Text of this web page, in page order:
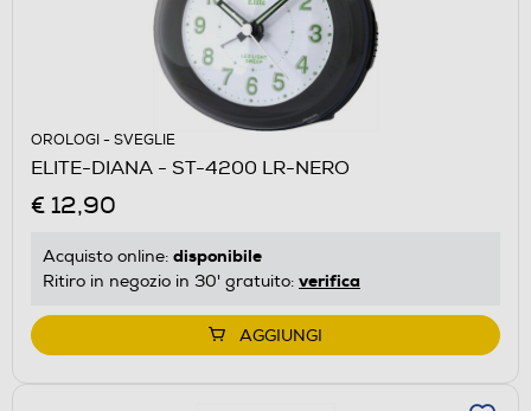
OROLOGI - SVEGLIE
ELITE-DIANA - ST-4200 LR-NERO
€ 12,90
Acquisto online: disponibile
Ritiro in negozio in 30' gratuito: verifica
AGGIUNGI